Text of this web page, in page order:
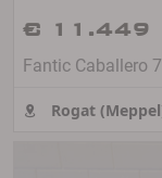
€ 11.449
Fantic Caballero
Rogat